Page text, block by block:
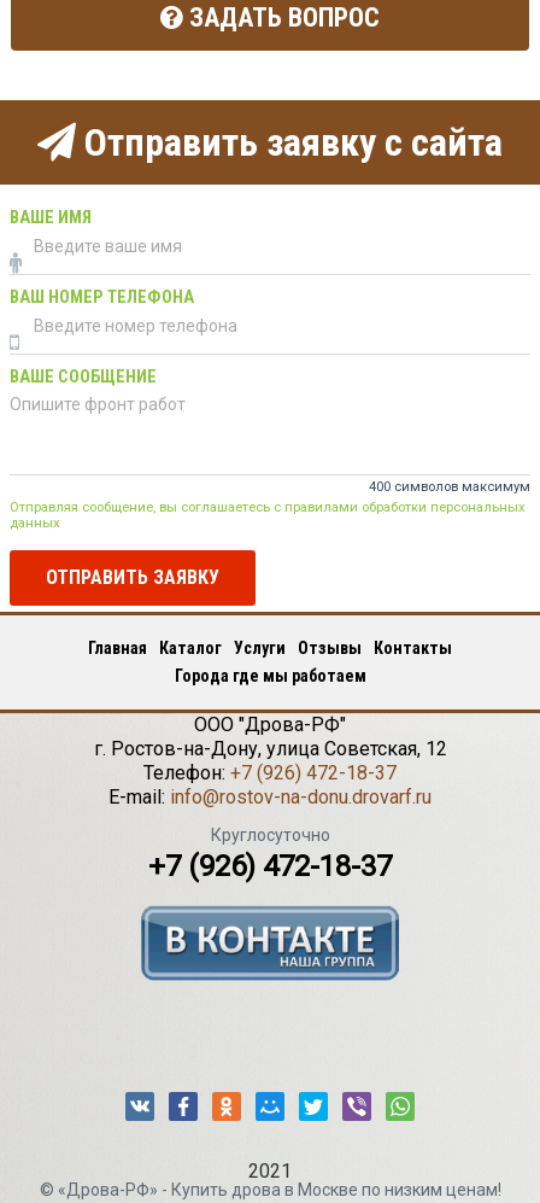
ЗАДАТЬ ВОПРОС
Отправить заявку с сайта
ВАШЕ ИМЯ
ВАШ НОМЕР ТЕЛЕФОНА
ВАШЕ СООБЩЕНИЕ
400 символов максимум
Отправляя сообщение, вы соглашаетесь с правилами обработки персональных
данных
ОТПРАВИТЬ ЗАЯВКУ
Главная Каталог Услуги Отзывы
Контакты
Города где мы работаем
ООО "Дрова-РФ"
г. Ростов-на-Дону, улица Советская, 12
Телефон: +7 (926) 472-18-37
E-mail: info@rostov-na-donu.drovarf.ru
Круглосуточно
+7 (926) 472-18-37
2021
© «Дрова-РФ» - Купить дрова в Москве по низким ценам!